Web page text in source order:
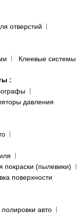
отверстий
Клеевые системы
:
давления
покраски (пылевики)
поверхности
полировки авто